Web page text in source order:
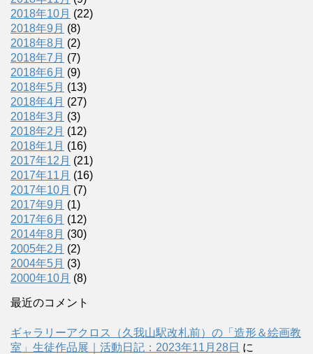
2018年10月 (22)
2018年9月 (8)
2018年8月 (2)
2018年7月 (7)
2018年6月 (9)
2018年5月 (13)
2018年4月 (27)
2018年3月 (3)
2018年2月 (12)
2018年1月 (16)
2017年12月 (21)
2017年11月 (16)
2017年10月 (7)
2017年9月 (1)
2017年6月 (12)
2014年8月 (30)
2005年2月 (2)
2004年5月 (3)
2000年10月 (8)
最近のコメント
ギャラリーアクロス（久我山駅改札前）の「造形＆絵画教
室」生徒作品展｜活動日記：2023年11月28日 に